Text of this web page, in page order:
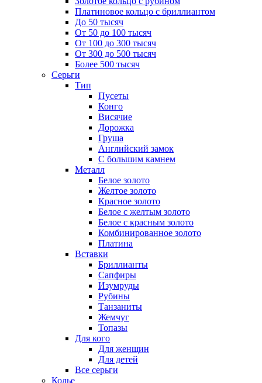
Платиновое кольцо с бриллиантом
До 50 тысяч
От 50 до 100 тысяч
От 100 до 300 тысяч
От 300 до 500 тысяч
Более 500 тысяч
Серьги
Тип
Пусеты
Конго
Висячие
Дорожка
Груша
Английский замок
С большим камнем
Металл
Белое золото
Желтое золото
Красное золото
Белое с желтым золото
Белое с красным золото
Комбинированное золото
Платина
Вставки
Бриллианты
Сапфиры
Изумруды
Рубины
Танзаниты
Жемчуг
Топазы
Для кого
Для женщин
Для детей
Все серьги
Колье